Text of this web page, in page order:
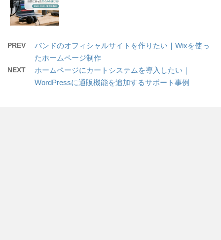
PREV
バンドのオフィシャルサイトを作りたい｜Wixを使っ
たホームページ制作
NEXT
ホームページにカートシステムを導入したい｜
WordPressに通販機能を追加するサポート事例